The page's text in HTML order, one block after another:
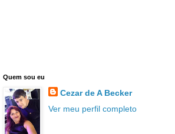
Quem sou eu
Cezar de A Becker
Ver meu perfil completo